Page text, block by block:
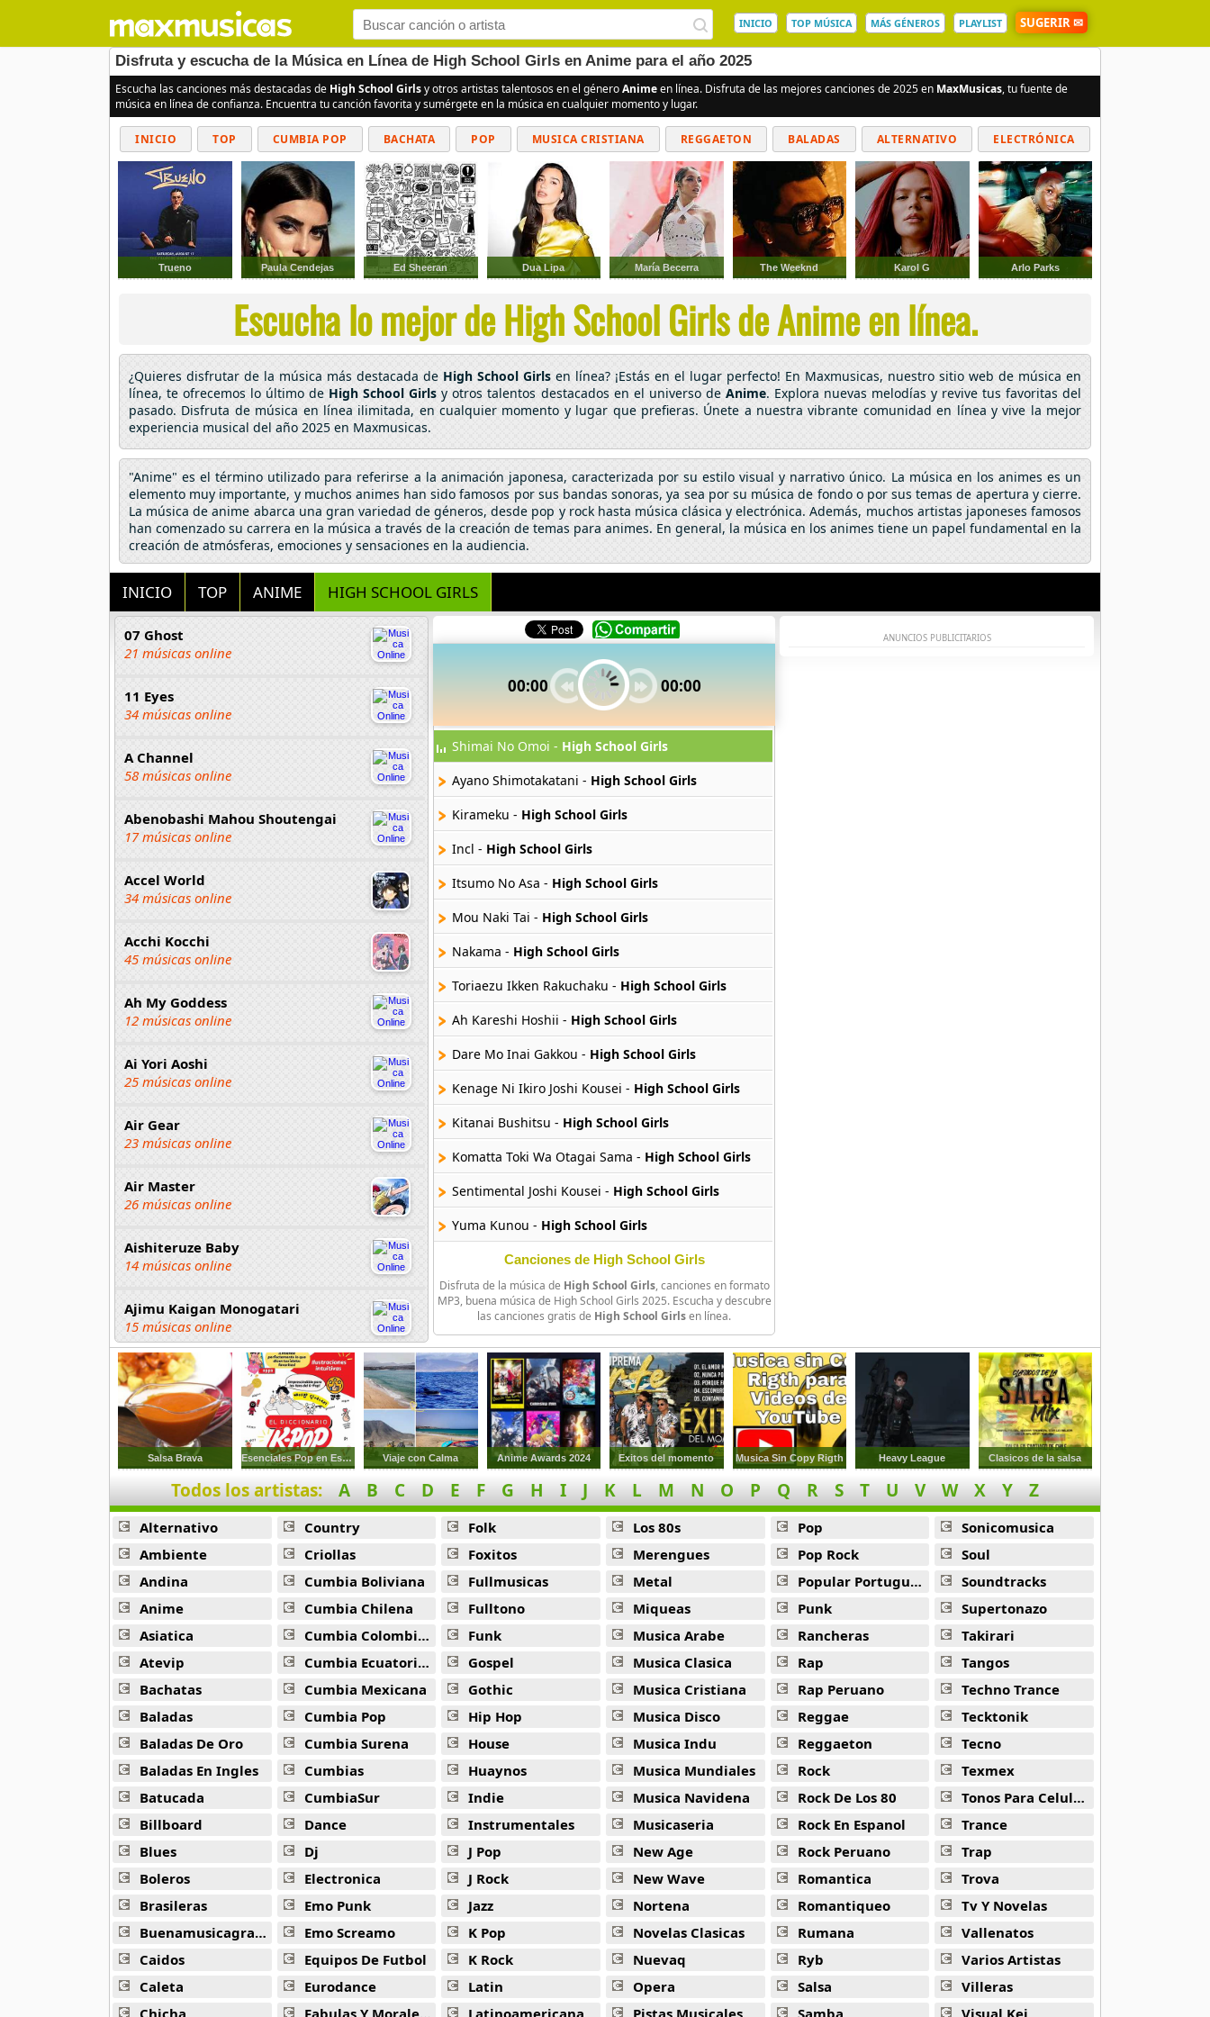
INICIO TOP MÚSICA MÁS GÉNEROS PLAYLIST SUGERIR ✉
Disfruta y escucha de la Música en Línea de High School Girls en Anime para el año 2025
Escucha las canciones más destacadas de High School Girlsy otros artistas talentosos en el géneroAnimeen línea. Disfruta de las mejores canciones de 2025 en MaxMusicas, tu fuente de
música en línea de confianza. Encuentra tu canción favorita y sumérgete en la música en cualquier momento y lugar.
INICIO TOP CUMBIA POP BACHATA POP MUSICA CRISTIANA REGGAETON BALADAS ALTERNATIVO ELECTRÓNICA
Trueno Paula Cendejas Ed Sheeran Dua Lipa María Becerra The Weeknd Karol G Arlo Parks
Escucha lo mejor de High School Girls de Anime en línea.
¿Quieres disfrutar de la música más destacada de High School Girls en línea? ¡Estás en el lugar perfecto! En Maxmusicas, nuestro sitio web de música en
línea, te ofrecemos lo último de High School Girls y otros talentos destacados en el universo de Anime. Explora nuevas melodías y revive tus favoritas del
pasado. Disfruta de música en línea ilimitada, en cualquier momento y lugar que prefieras. Únete a nuestra vibrante comunidad en línea y vive la mejor
experiencia musical del año 2025 en Maxmusicas.
"Anime" es el término utilizado para referirse a la animación japonesa, caracterizada por su estilo visual y narrativo único. La música en los animes es un
elemento muy importante, y muchos animes han sido famosos por sus bandas sonoras, ya sea por su música de fondo o por sus temas de apertura y cierre.
La música de anime abarca una gran variedad de géneros, desde pop y rock hasta música clásica y electrónica. Además, muchos artistas japoneses famosos
han comenzado su carrera en la música a través de la creación de temas para animes. En general, la música en los animes tiene un papel fundamental en la
creación de atmósferas, emociones y sensaciones en la audiencia.
INICIO TOP ANIME HIGH SCHOOL GIRLS
07 Ghost
21 músicas online
11 Eyes
34 músicas online
A Channel
58 músicas online
Abenobashi Mahou Shoutengai
17 músicas online
Accel World
34 músicas online
Acchi Kocchi
45 músicas online
Ah My Goddess
12 músicas online
Ai Yori Aoshi
25 músicas online
Air Gear
23 músicas online
Air Master
26 músicas online
Aishiteruze Baby
14 músicas online
Ajimu Kaigan Monogatari
15 músicas online
Akahori Gedou Hour Rabuge
29 músicas online
Akane Iro Ni Samoru Saka
26 músicas online
Akb0048
6 músicas online
Akikan
15 músicas online
Alejandro Arnais
3 músicas online
Amaenaideyo
26 músicas online
Amagami Ss
50 músicas online
Amatsuki
20 músicas online
Angel Beats
39 músicas online
36 músicas online
Angel Sanctuary
00:00 00:00
Shimai No Omoi - High School Girls
Ayano Shimotakatani - High School Girls
Kirameku - High School Girls
Incl - High School Girls
Itsumo No Asa - High School Girls
Mou Naki Tai - High School Girls
Nakama - High School Girls
Toriaezu Ikken Rakuchaku - High School Girls
Ah Kareshi Hoshii - High School Girls
Dare Mo Inai Gakkou - High School Girls
Kenage Ni Ikiro Joshi Kousei - High School Girls
Kitanai Bushitsu - High School Girls
Komatta Toki Wa Otagai Sama - High School Girls
Sentimental Joshi Kousei - High School Girls
Yuma Kunou - High School Girls
Canciones de High School Girls
Disfruta de la música de High School Girls, canciones en formato
MP3, buena música de High School Girls 2025. Escucha y descubre
las canciones gratis de High School Girlsen línea.
ANUNCIOS PUBLICITARIOS
Salsa Brava Esenciales Pop en Espanol Viaje con Calma Anime Awards 2024 Exitos del momento Musica Sin Copy Rigth Heavy League Clasicos de la salsa
Todos los artistas: A B C D E F G H I J K L M N O P Q R S T U V W X Y Z
Alternativo
Ambiente
Andina
Anime
Asiatica
Atevip
Bachatas
Baladas
Baladas De Oro
Baladas En Ingles
Batucada
Billboard
Blues
Boleros
Brasileras
Buenamusicagratis
Caidos
Caleta
Chicha
Country
Criollas
Cumbia Boliviana
Cumbia Chilena
Cumbia Colombiana
Cumbia Ecuatoriana
Cumbia Mexicana
Cumbia Pop
Cumbia Surena
Cumbias
CumbiaSur
Dance
Dj
Electronica
Emo Punk
Emo Screamo
Equipos De Futbol
Eurodance
Fabulas Y Moralejas
Folk
Foxitos
Fullmusicas
Fulltono
Funk
Gospel
Gothic
Hip Hop
House
Huaynos
Indie
Instrumentales
J Pop
J Rock
Jazz
K Pop
K Rock
Latin
Latinoamericana
Los 80s
Merengues
Metal
Miqueas
Musica Arabe
Musica Clasica
Musica Cristiana
Musica Disco
Musica Indu
Musica Mundiales
Musica Navidena
Musicaseria
New Age
New Wave
Nortena
Novelas Clasicas
Nuevaq
Opera
Pistas Musicales
Pop
Pop Rock
Popular Portuguesa
Punk
Rancheras
Rap
Rap Peruano
Reggae
Reggaeton
Rock
Rock De Los 80
Rock En Espanol
Rock Peruano
Romantica
Romantiqueo
Rumana
Ryb
Salsa
Samba
Sonicomusica
Soul
Soundtracks
Supertonazo
Takirari
Tangos
Techno Trance
Tecktonik
Tecno
Texmex
Tonos Para Celulares
Trance
Trap
Trova
Tv Y Novelas
Vallenatos
Varios Artistas
Villeras
Visual Kei